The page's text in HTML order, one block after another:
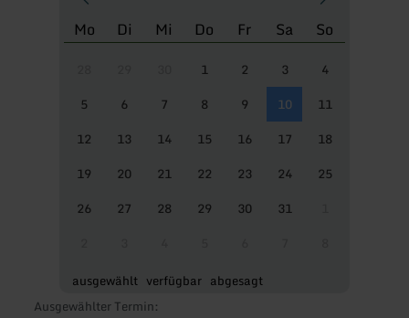
Mo Di Mi Do Fr Sa So
1 2 3
4
5
6 7 8 9 10
11
12
13 14 15 16 17
18
19
20 21 22 23 24
25
26
27 28 29 30 31
ausgewählt verfügbar abgesagt
Ausgewählter Termin: